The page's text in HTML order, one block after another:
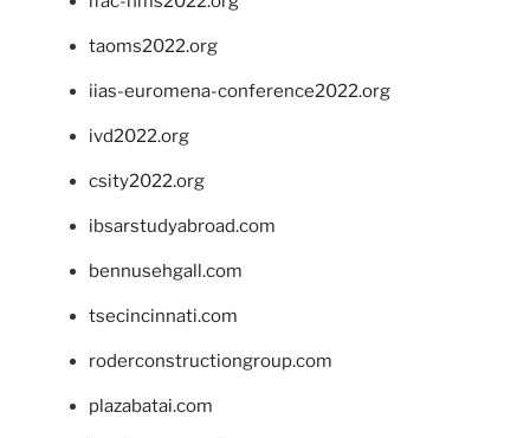
taoms2022.org
iias-euromena-conference2022.org
ivd2022.org
csity2022.org
ibsarstudyabroad.com
bennusehgall.com
tsecincinnati.com
roderconstructiongroup.com
plazabatai.com